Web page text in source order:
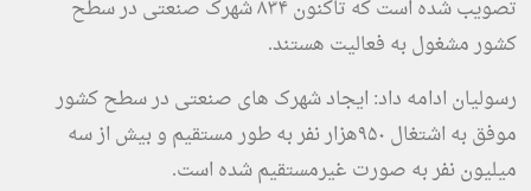
تصویب شده است که تاکنون ۸۳۴ شهرک صنعتی در سطح
کشور مشغول به فعالیت هستند.
رسولیان ادامه داد: ایجاد شهرک های صنعتی در سطح کشور
موفق به اشتغال ۹۵۰هزار نفر به طور مستقیم و بیش از سه
میلیون نفر به صورت غیرمستقیم شده است.